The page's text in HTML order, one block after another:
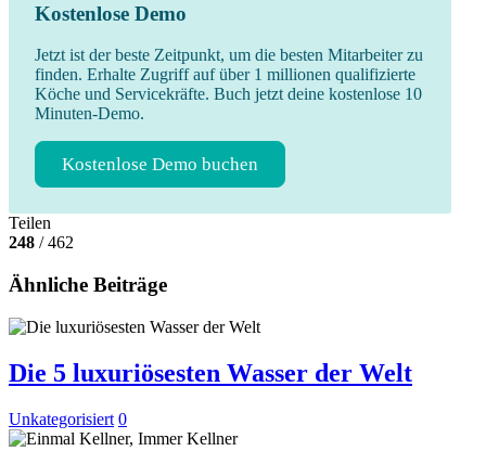
Kostenlose Demo
Jetzt ist der beste Zeitpunkt, um die besten Mitarbeiter zu
finden. Erhalte Zugriff auf über 1 millionen qualifizierte
Köche und Servicekräfte. Buch jetzt deine kostenlose 10
Minuten-Demo.
Kostenlose Demo buchen
Teilen
248 / 462
Ähnliche Beiträge
Die 5 luxuriösesten Wasser der Welt
Unkategorisiert 0